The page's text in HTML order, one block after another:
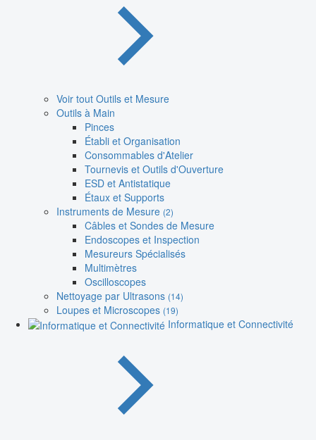
Voir tout Outils et Mesure
Outils à Main
Pinces
Établi et Organisation
Consommables d'Atelier
Tournevis et Outils d'Ouverture
ESD et Antistatique
Étaux et Supports
Instruments de Mesure (2)
Câbles et Sondes de Mesure
Endoscopes et Inspection
Mesureurs Spécialisés
Multimètres
Oscilloscopes
Nettoyage par Ultrasons (14)
Loupes et Microscopes (19)
Informatique et Connectivité